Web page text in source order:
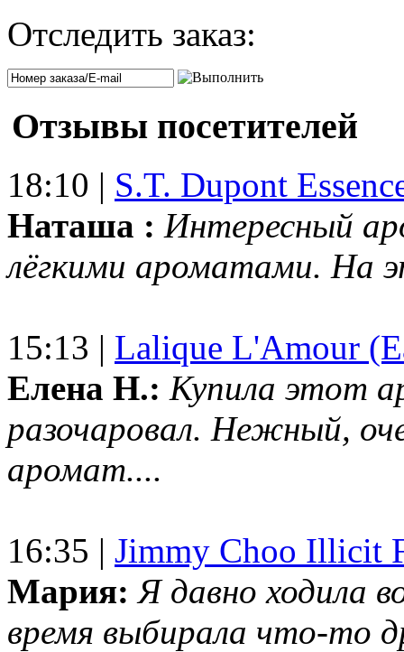
Отследить заказ:
Отзывы посетителей
18:10 | S.T. Dupont
Наташа : Интересный
лёгкими ароматами. На
15:13 | Lalique L'Amour
Елена Н.: Купила этот
разочаровал. Нежный,
аромат....
16:35 | Jimmy Choo Illicit
Мария: Я давно ходила
время выбирала что-то